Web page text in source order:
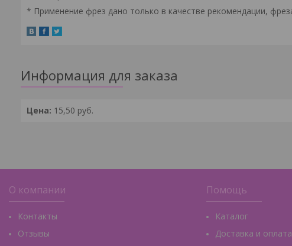
* Применение фрез дано только в качестве рекомендации,
Информация для заказа
Цена: 15,50 руб.
О компании
Контакты
Отзывы
Помощь
Каталог
Доставка и оплата